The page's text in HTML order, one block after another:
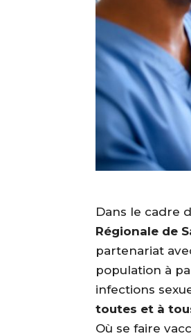
Dans le cadre
Régionale de
partenariat
population à
infections
toutes et à
Où se faire